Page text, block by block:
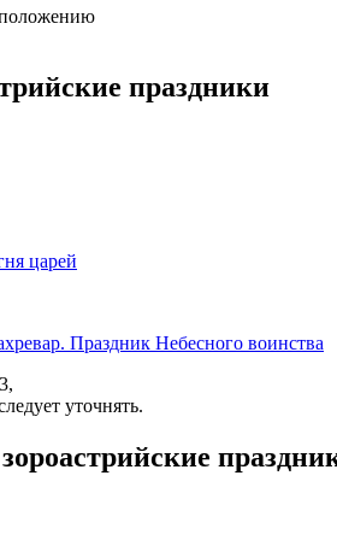
праздники
царей
Праздник Небесного воинства
уточнять.